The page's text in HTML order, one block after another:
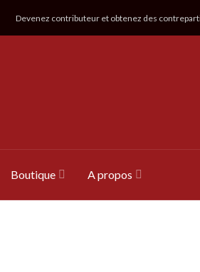
Devenez contributeur et obtenez des
Boutique A propos